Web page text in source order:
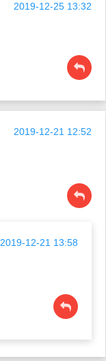
2019-12-25 13:32
2019-12-21 12:52
2019-12-21 13:58